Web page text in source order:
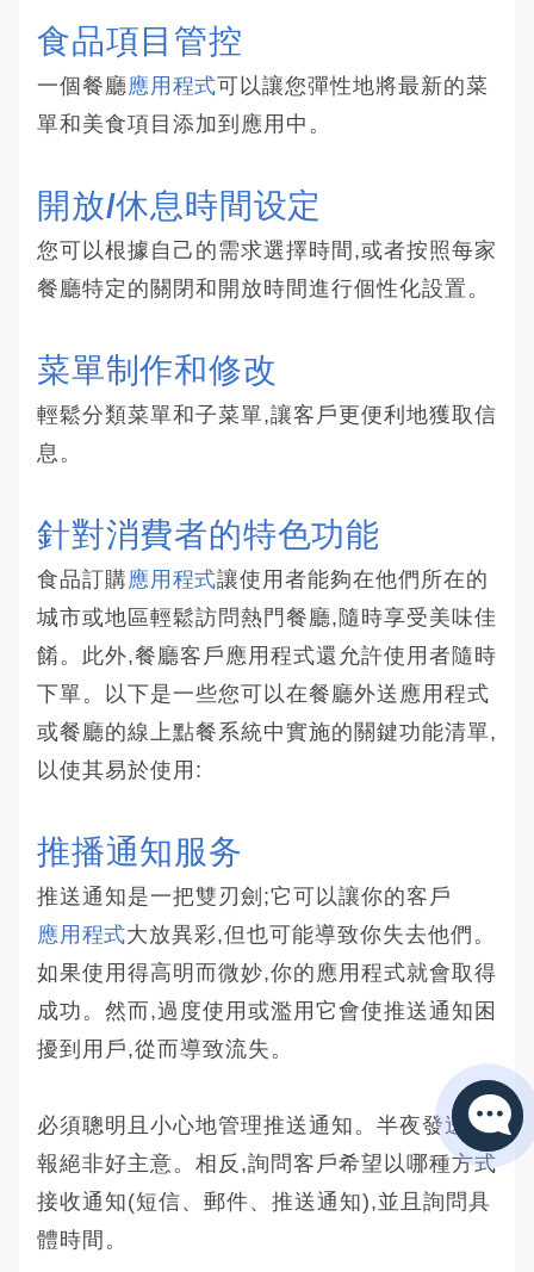
食品項目管控
一個餐廳 應用程式可以讓您彈性地將最新的菜
單和美食項目添加到應用中。
開放/休息時間设定
您可以根據自己的需求選擇時間,或者按照每家
餐廳特定的關閉和開放時間進行個性化設置。
菜單制作和修改
輕鬆分類菜單和子菜單,讓客戶更便利地獲取信
息。
針對消費者的特色功能
食品訂購應用程式讓使用者能夠在他們所在的
城市或地區輕鬆訪問熱門餐廳,隨時享受美味佳
餚。此外,餐廳客戶應用程式還允許使用者隨時
下單。以下是一些您可以在餐廳外送應用程式
或餐廳的線上點餐系統中實施的關鍵功能清單,
以使其易於使用:
推播通知服务
推送通知是一把雙刃劍;它可以讓你的客戶
應用程式大放異彩,但也可能導致你失去他們。
如果使用得高明而微妙,你的應用程式就會取得
成功。然而,過度使用或濫用它會使推送通知困
擾到用戶,從而導致流失。
必須聰明且小心地管理推送通知。半夜發送警
報絕非好主意。相反,詢問客戶希望以哪種方式
接收通知(短信、郵件、推送通知),並且詢問具
體時間。